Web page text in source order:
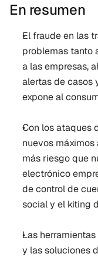
En resumen
El fraude en las
problemas tanto
a las empresas,
alertas de casos
expone al
Con los ataques
nuevos máximos
más riesgo que
electrónico
de control de
social y el kiting
Las
y las soluciones